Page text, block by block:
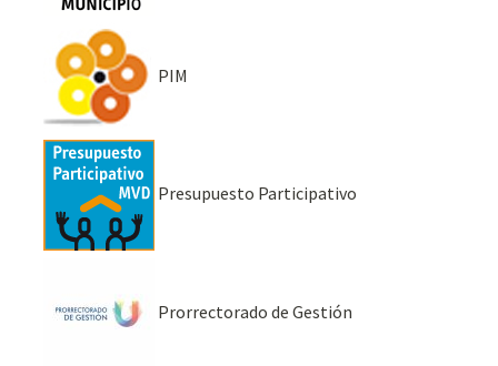
PIM
Presupuesto Participativo
Prorrectorado de Gestión